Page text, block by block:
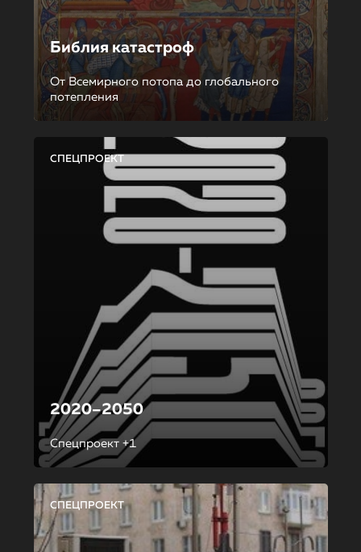
Библия катастроф
От Всемирного потопа до глобального
потепления
СПЕЦПРОЕКТ
2020–2050
Спецпроект +1
СПЕЦПРОЕКТ